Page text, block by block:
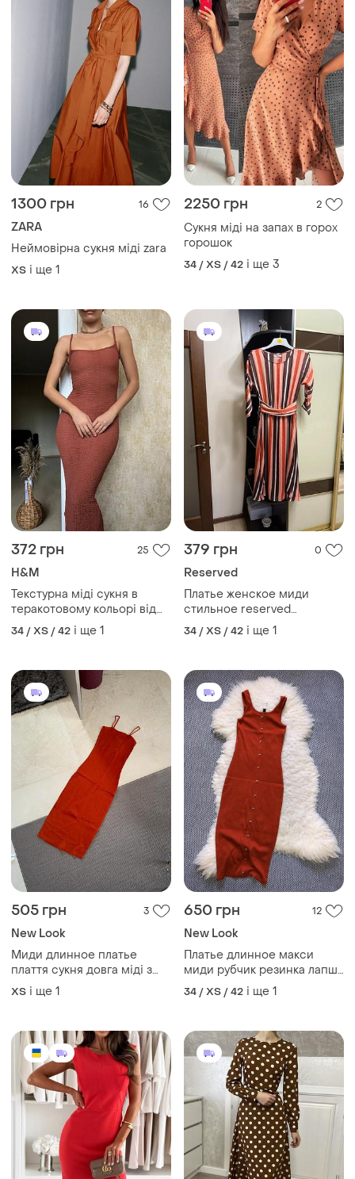
1300 грн
ZARA
Неймовірна сукня міді zara
ХS і ще 1
2250 грн 2
Сукня міді на запах в горох
горошок
34 / XS / 42 і ще 3
372 грн 25
H&M
Текстурна міді сукня в
теракотовому кольорі від
hm
34 / XS / 42
379 грн
Reserved
Платье женское миди
стильное reserved
стильное
34 / XS / 42
505 грн 3
New Look
Миди длинное платье
плаття сукня довга міді з
бретельками бретели
бретелі в рубчик обтяжку
облипку
ХS і ще 1
650 грн 12
New Look
Платье длинное макси
миди рубчик резинка лапша
в обтяжку по фигуре
34 / XS / 42